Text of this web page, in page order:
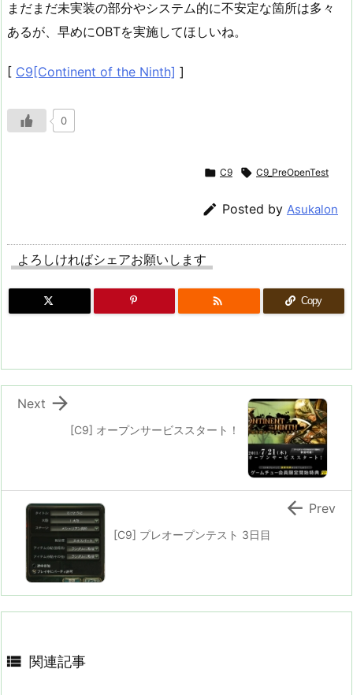
まだまだ未実装の部分やシステム的に不安定な箇所は多々
あるが、早めにOBTを実施してほしいね。
[ C9[Continent of the Ninth] ]
0
 C9  C9_PreOpenTest
 Posted by Asukalon
よろしければシェアお願いします
 Copy
[C9] オープンサービススタート！

Next
[C9] プレオープンテスト 3日目
 Prev
 関連記事